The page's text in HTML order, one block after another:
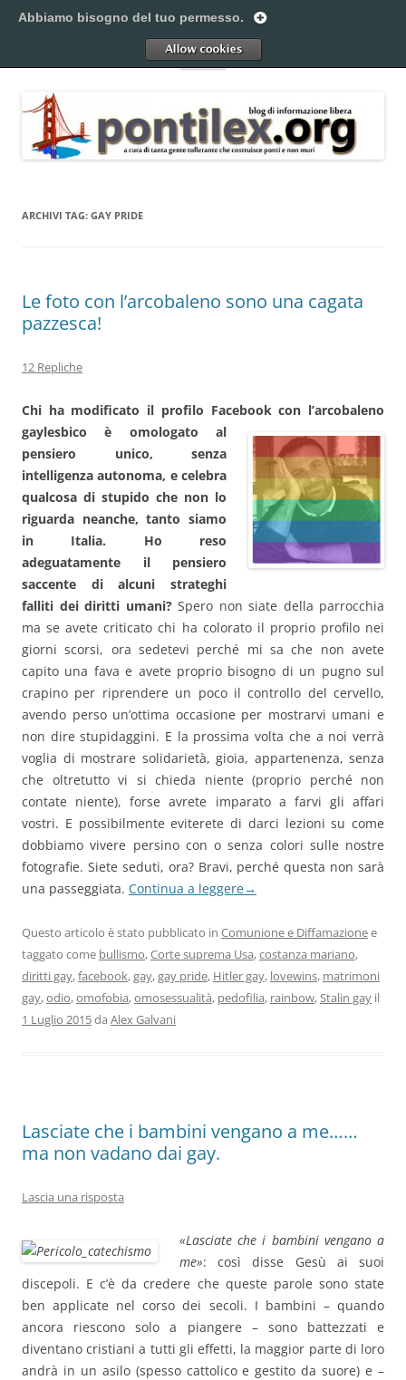
al
Pontilex
Menu
ARCHIVI TAG: GAY PRIDE
Le foto con l’arcobaleno sono una cagata
pazzesca!
12 Repliche
Chi ha modificato il profilo Facebook con l’arcobaleno
gaylesbico è omologato al
pensiero unico, senza
intelligenza autonoma, e celebra
qualcosa di stupido che non lo
riguarda neanche, tanto siamo
in Italia. Ho reso
adeguatamente il pensiero
saccente di alcuni strateghi
falliti dei diritti umani?Spero non siate della parrocchia
ma se avete criticato chi ha colorato il proprio profilo nei
giorni scorsi, ora sedetevi perché mi sa che non avete
capito una fava e avete proprio bisogno di un pugno sul
crapino per riprendere un poco il controllo del cervello,
avendo perso un’ottima occasione per mostrarvi umani e
non dire stupidaggini. E la prossima volta che a noi verrà
voglia di mostrare solidarietà, gioia, appartenenza, senza
che oltretutto vi si chieda niente (proprio perché non
contate niente), forse avrete imparato a farvi gli affari
vostri. E possibilmente eviterete di darci lezioni su come
dobbiamo vivere persino con o senza colori sulle nostre
fotografie. Siete seduti, ora? Bravi, perché questa non sarà
una passeggiata. Continua a leggere→
Questo articolo è stato pubblicato in Comunione e Diffamazionee
taggato come bullismo,Corte suprema Usa,costanza mariano,
diritti gay,facebook,gay,gay pride, Hitler gay, lovewins, matrimoni
gay,odio,omofobia,omosessualità, pedofilia, rainbow,Stalin gay il
1 Luglio 2015da Alex Galvani
Lasciate che i bambini vengano a me……
ma non vadano dai gay.
Lascia una risposta
«Lasciate che i bambini vengano a
me»: così disse Gesù ai suoi
discepoli. E c’è da credere che queste parole sono state
ben applicate nel corso dei secoli. I bambini – quando
ancora riescono solo a piangere – sono battezzati e
diventano cristiani a tutti gli effetti, la maggior parte di loro
andrà in un asilo (spesso cattolico e gestito da suore) e –
Abbiamo bisogno del tuo permesso.